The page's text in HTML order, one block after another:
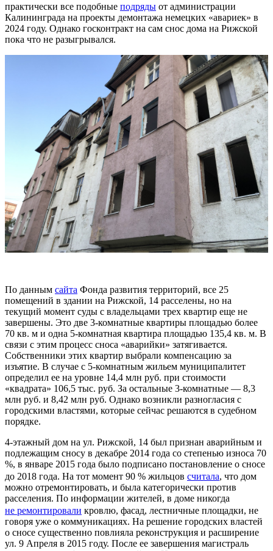
практически все подобные подряды от администрации
Калининграда на проекты демонтажа немецких «авариек» в
2024 году. Однако госконтракт на сам снос дома на Рижской
пока что не разыгрывался.
По данным сайта Фонда развития территорий, все 25
помещений в здании на Рижской, 14 расселены, но на
текущий момент суды с владельцами трех квартир еще не
завершены. Это две 3-комнатные квартиры площадью более
70 кв. м и одна 5-комнатная квартира площадью 135,4 кв. м. В
связи с этим процесс сноса «аварийки» затягивается.
Собственники этих квартир выбрали компенсацию за
изъятие. В случае с 5-комнатным жильем муниципалитет
определил ее на уровне 14,4 млн руб. при стоимости
«квадрата» 106,5 тыс. руб. За остальные 3-комнатные — 8,3
млн руб. и 8,42 млн руб. Однако возникли разногласия с
городскими властями, которые сейчас решаются в судебном
порядке.
4-этажный дом на ул. Рижской, 14 был признан аварийным и
подлежащим сносу в декабре 2014 года со степенью износа 70
%, в январе 2015 года было подписано постановление о сносе
до 2018 года. На тот момент 90 % жильцов считала, что дом
можно отремонтировать, и была категорически против
расселения. По информации жителей, в доме никогда
не ремонтировали кровлю, фасад, лестничные площадки, не
говоря уже о коммуникациях. На решение городских властей
о сносе существенно повлияла реконструкция и расширение
ул. 9 Апреля в 2015 году. После ее завершения магистраль